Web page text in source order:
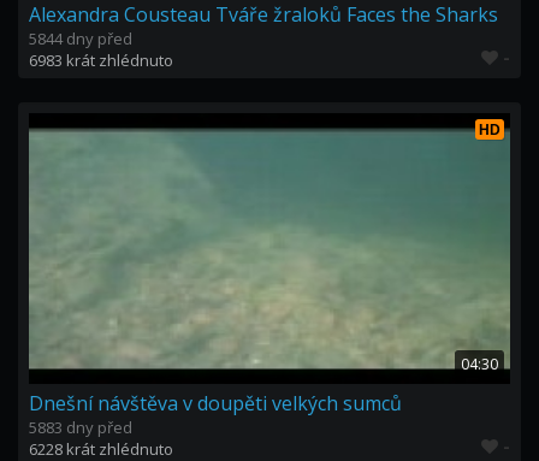
Alexandra Cousteau Tváře žraloků Faces the Sharks
5844 dny před
6983 krát zhlédnuto
-
HD
04:30
Dnešní návštěva v doupěti velkých sumců
5883 dny před
6228 krát zhlédnuto
-